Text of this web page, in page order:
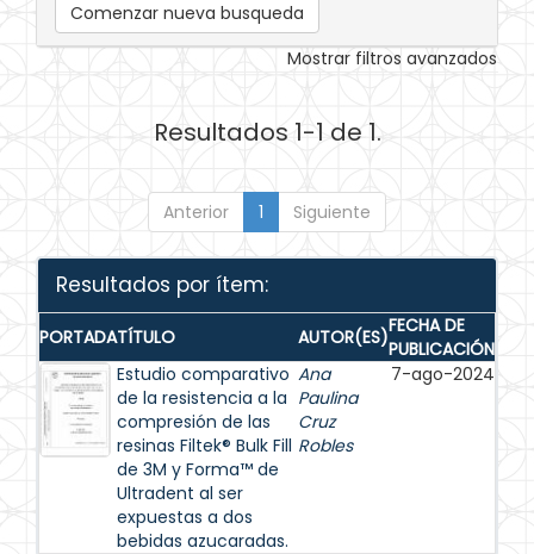
Comenzar nueva busqueda
Mostrar filtros avanzados
Resultados 1-1 de 1.
Anterior 1 Siguiente
Resultados por ítem:
PORTADATÍTULO AUTOR(ES)FECHA DE
PUBLICACIÓN
Estudio comparativo
de la resistencia a la
compresión de las
resinas Filtek® Bulk Fill
de 3M y Forma™ de
Ultradent al ser
expuestas a dos
bebidas azucaradas.
Ana
Paulina
Cruz
Robles
7-ago-2024